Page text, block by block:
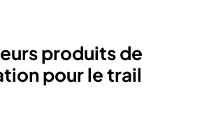
produits de
pour le trail